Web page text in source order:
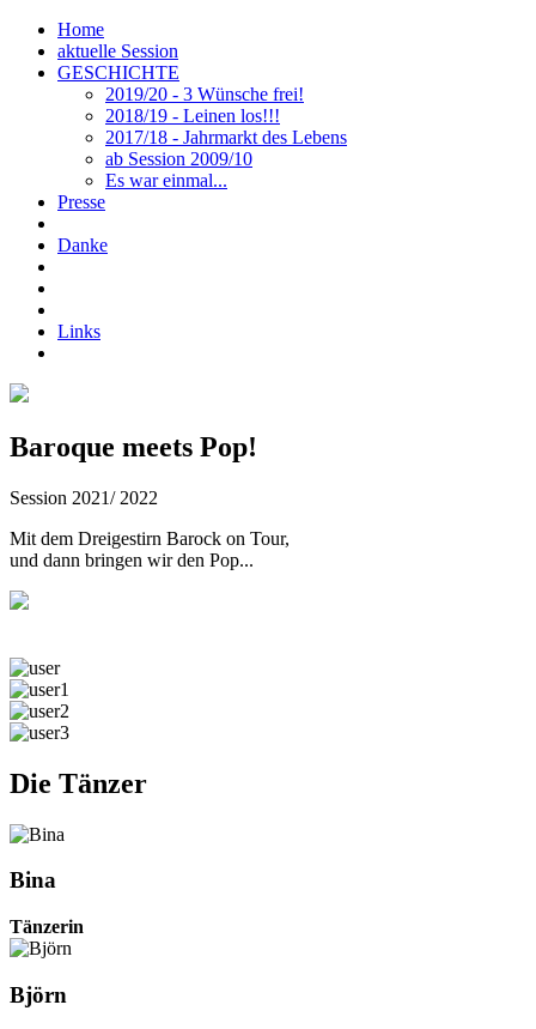
Home
aktuelle Session
GESCHICHTE
2019/20 - 3 Wünsche frei!
2018/19 - Leinen los!!!
2017/18 - Jahrmarkt des Lebens
ab Session 2009/10
Es war einmal...
Presse
Danke
Links
Baroque meets Pop!
Session 2021/ 2022
Mit dem Dreigestirn Barock on Tour,
und dann bringen wir den Pop...
Die Tänzer
Bina
Tänzerin
Björn